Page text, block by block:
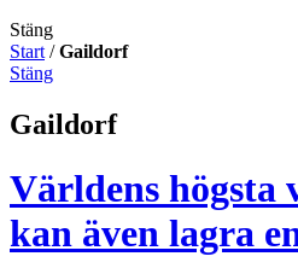
Stäng
Start /Gaildorf
Stäng
Gaildorf
Världens
kan även lagra